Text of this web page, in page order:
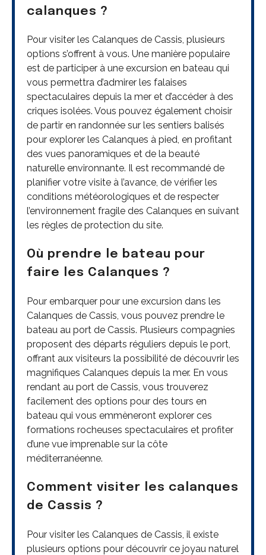
calanques ?
Pour visiter les Calanques de Cassis, plusieurs
options s’offrent à vous. Une manière populaire
est de participer à une excursion en bateau qui
vous permettra d’admirer les falaises
spectaculaires depuis la mer et d’accéder à des
criques isolées. Vous pouvez également choisir
de partir en randonnée sur les sentiers balisés
pour explorer les Calanques à pied, en profitant
des vues panoramiques et de la beauté
naturelle environnante. Il est recommandé de
planifier votre visite à l’avance, de vérifier les
conditions météorologiques et de respecter
l’environnement fragile des Calanques en suivant
les règles de protection du site.
Où prendre le bateau pour
faire les Calanques ?
Pour embarquer pour une excursion dans les
Calanques de Cassis, vous pouvez prendre le
bateau au port de Cassis. Plusieurs compagnies
proposent des départs réguliers depuis le port,
offrant aux visiteurs la possibilité de découvrir les
magnifiques Calanques depuis la mer. En vous
rendant au port de Cassis, vous trouverez
facilement des options pour des tours en
bateau qui vous emmèneront explorer ces
formations rocheuses spectaculaires et profiter
d’une vue imprenable sur la côte
méditerranéenne.
Comment visiter les calanques
de Cassis ?
Pour visiter les Calanques de Cassis, il existe
plusieurs options pour découvrir ce joyau naturel